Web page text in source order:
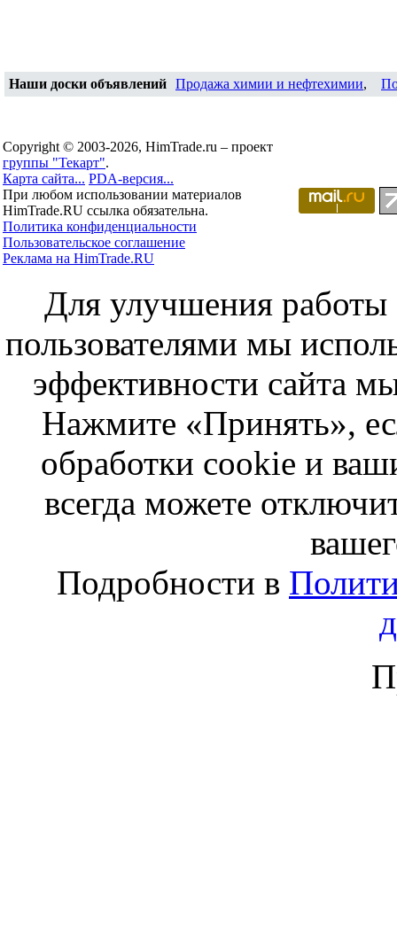
Наши доски объявлений Продажа химии и нефтехимии,
Copyright © 2003-2026, HimTrade.ru – проект
группы "Текарт".
Карта сайта... PDA-версия...
При любом использовании материалов
HimTrade.RU ссылка обязательна.
Политика конфиденциальности
Пользовательское соглашение
Реклама на HimTrade.RU
Для улучшения работы
пользователями мы
эффективности сайта
Нажмите «Принять»,
обработки cookie и
всегда можете
Подробности в